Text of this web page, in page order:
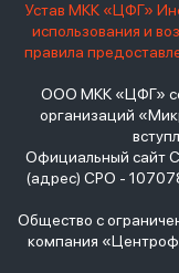
Устав МКК «ЦФГ»
использования и
правила
ООО МКК «ЦФГ»
организаций
Официальный сайт
(адрес) СРО -
Общество с
компания